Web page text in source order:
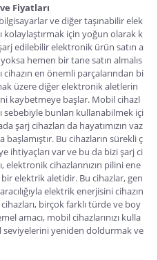
Fiyatları
ve diğer taşınabilir elek
kolaylaştırmak için yoğun olarak k
edilebilir elektronik ürün satın a
yoksa hemen bir tane satın almalıs
cihazın en önemli parçalarından bi
üzere diğer elektronik aletlerin
kaybetmeye başlar. Mobil cihazl
sebebiyle bunları kullanabilmek içi
şarj cihazları da hayatımızın vaz
Bu cihazların sürekli ç
ihtiyaçları var ve bu da bizi şarj ci
elektronik cihazlarınızın pilini ene
elektrik aletidir. Bu cihazlar, gen
elektrik enerjisini cihazın
birçok farklı türde ve boy
amacı, mobil cihazlarınızı kulla
yeniden doldurmak ve